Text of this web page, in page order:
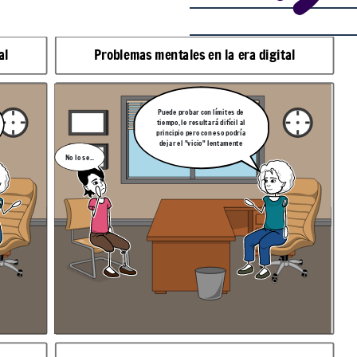
Problemas mentales en la era digital
No lo se...
Puede probar con límites de
tiempo, le resultará difícil al
principio pero con eso podría
dejar el "vicio" lentamente